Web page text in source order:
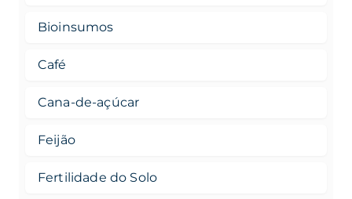
Bioinsumos
Café
Cana-de-açúcar
Feijão
Fertilidade do Solo